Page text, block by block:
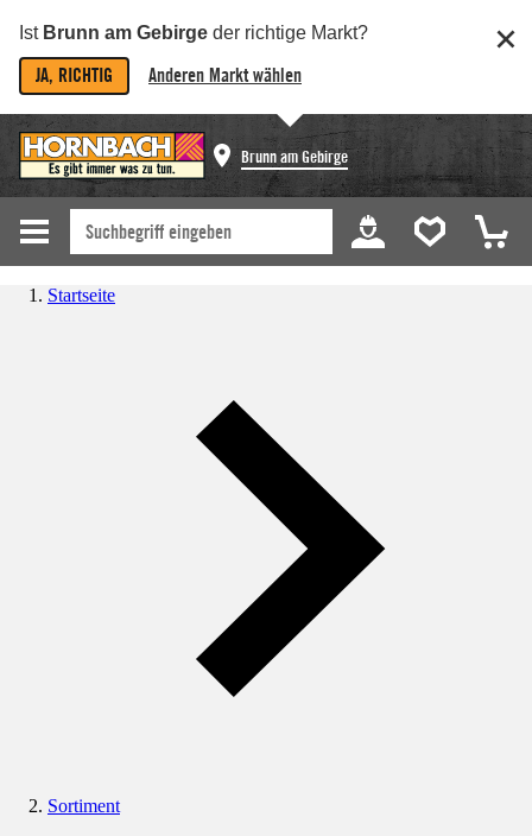
Ist Brunn am Gebirge der richtige Markt?
JA, RICHTIG Anderen Markt wählen
Brunn am Gebirge
Startseite
Sortiment